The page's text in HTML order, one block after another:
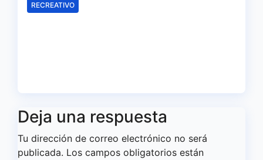
RECREATIVO
Deja una respuesta
Tu dirección de correo electrónico no será
publicada. Los campos obligatorios están